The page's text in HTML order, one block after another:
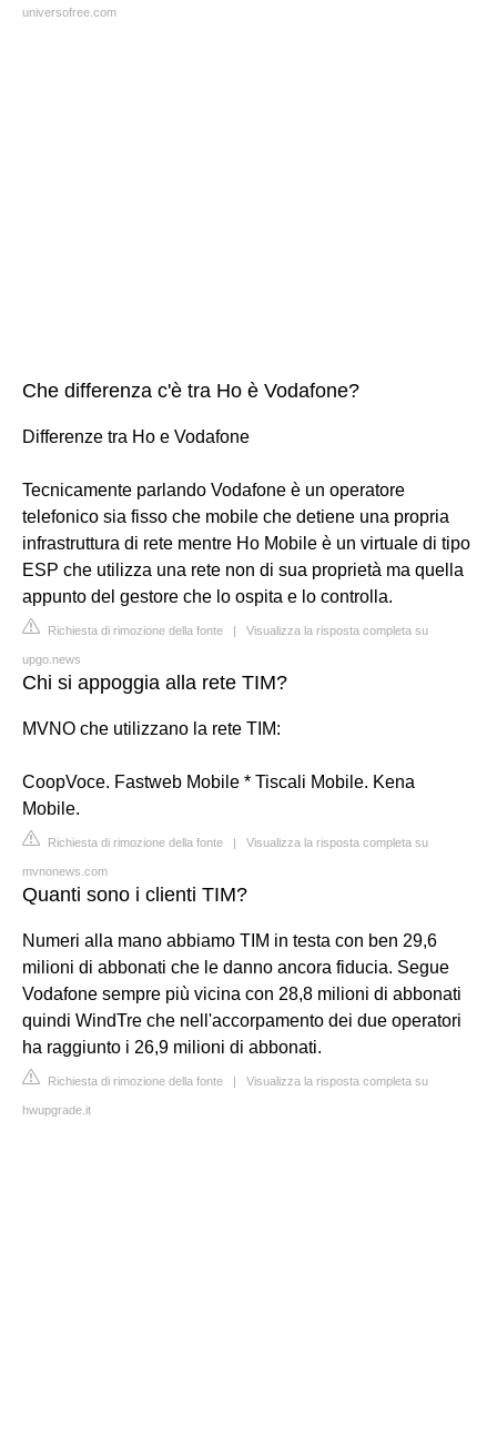
universofree.com
Che differenza c'è tra Ho è Vodafone?
Differenze tra Ho e Vodafone
Tecnicamente parlando Vodafone è un operatore
telefonico sia fisso che mobile che detiene una propria
infrastruttura di rete mentre Ho Mobile è un virtuale di tipo
ESP che utilizza una rete non di sua proprietà ma quella
appunto del gestore che lo ospita e lo controlla.
Richiesta di rimozione della fonte | Visualizza la risposta completa su
upgo.news
Chi si appoggia alla rete TIM?
MVNO che utilizzano la rete TIM:
CoopVoce. Fastweb Mobile * Tiscali Mobile. Kena
Mobile.
Richiesta di rimozione della fonte | Visualizza la risposta completa su
mvnonews.com
Quanti sono i clienti TIM?
Numeri alla mano abbiamo TIM in testa con ben 29,6
milioni di abbonati che le danno ancora fiducia. Segue
Vodafone sempre più vicina con 28,8 milioni di abbonati
quindi WindTre che nell'accorpamento dei due operatori
ha raggiunto i 26,9 milioni di abbonati.
Richiesta di rimozione della fonte | Visualizza la risposta completa su
hwupgrade.it